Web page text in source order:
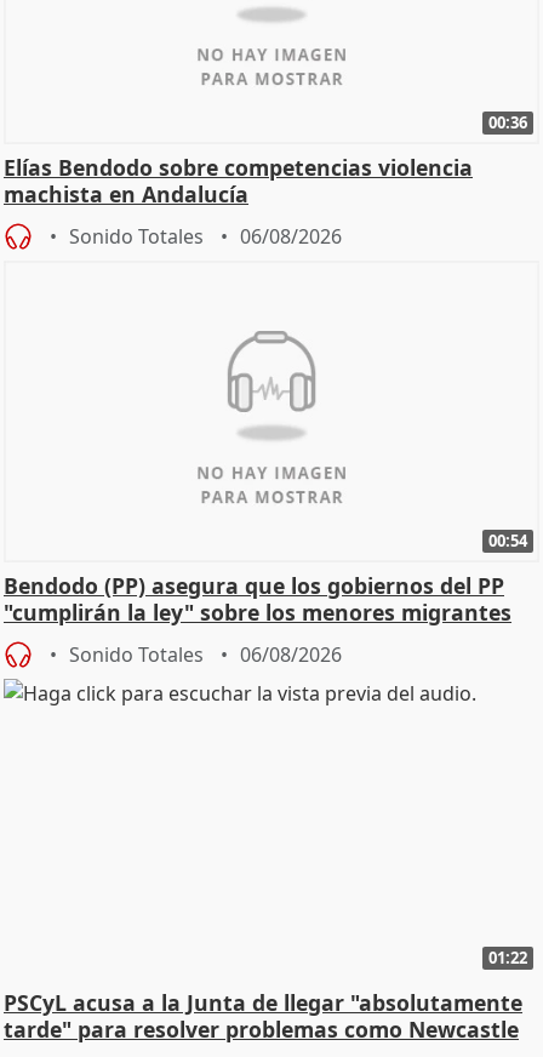
00:36
Elías Bendodo sobre competencias violencia
machista en Andalucía
Sonido Totales 06/08/2026
00:54
Bendodo (PP) asegura que los gobiernos del PP
"cumplirán la ley" sobre los menores migrantes
Sonido Totales 06/08/2026
01:22
PSCyL acusa a la Junta de llegar "absolutamente
tarde" para resolver problemas como Newcastle